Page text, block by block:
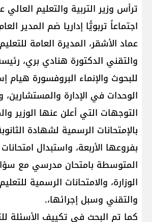
ترأس وزير التربية والتعليم
اجتماعاً تربويًّا إداريا ضم المدير
عماد الأشقر، المديرة العامة
والتقني الدكتورة هنادي بري،
للبحوث والإنماء البروفسورة
الوحدات في الإدارة والمستشارين،
التوجهات التي أعلن عنها الوزير
بالإمتحانات الرسمية لشهادة
بفروعها الأربعة، واستبدال
المتوسطة بامتحان مدرسي مع
الوزارة، والامتحانات الرسمية
والتقني وسبل إجرائها،.
كما تم البحث في تكييف الأسئلة